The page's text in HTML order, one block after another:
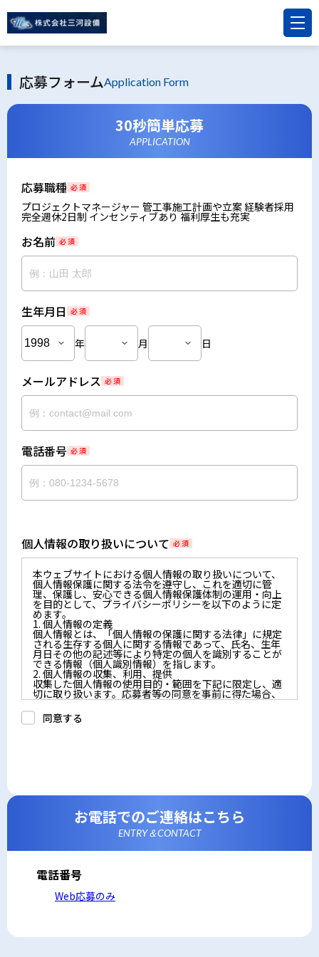
応募フォームApplication Form
30秒簡単応募
APPLICATION
応募職種 必 須
プロジェクトマネージャー 管工事施工計画や立案 経験者採用
完全週休2日制 インセンティブあり 福利厚生も充実
お名前 必 須
生年月日 必 須
年 月 日
メールアドレス 必 須
電話番号 必 須
個人情報の取り扱いについて 必 須
本ウェブサイトにおける個人情報の取り扱いについて、
個人情報保護に関する法令を遵守し、これを適切に管
理、保護し、安心できる個人情報保護体制の運用・向上
を目的として、プライバシーポリシーを以下のように定
めます。
1. 個人情報の定義
個人情報とは、「個人情報の保護に関する法律」に規定
される生存する個人に関する情報であって、氏名、生年
月日その他の記述等により特定の個人を識別することが
できる情報（個人識別情報）を指します。
2. 個人情報の収集、利用、提供
収集した個人情報の使用目的・範囲を下記に限定し、適
切に取り扱います。応募者等の同意を事前に得た場合、
又は法令により許された場合を除き、個人情報を第三者
に提供しません。
a.応募者等からのお問い合わせに対応・管理するため
な期間、妥当な範囲内でこれに応じます。
応募者等の個人情報の取得、利用その他一切の取り扱い
について、個人情報の保護に関する法律、その他の関連
法令、及び本プライバシーポリシーを遵守します。
応募者等の個人情報を正確かつ最新の内容に保つよう努
及び毀損から保護するため、必要な安全管理措置を講じ
ます。
6. Cookieについて
本ウェブサイトでは、一部のコンテンツにおいてCookie
同意する
お電話でのご連絡はこちら
ENTRY＆CONTACT
電話番号
Web応募のみ